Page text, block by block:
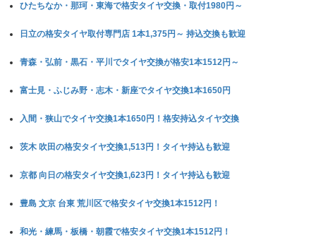
ひたちなか・那珂・東海で格安タイヤ交換・取付1980円～
日立の格安タイヤ取付専門店 1本1,375円～ 持込交換も歓迎
青森・弘前・黒石・平川でタイヤ交換が格安1本1512円～
富士見・ふじみ野・志木・新座でタイヤ交換1本1650円
入間・狭山でタイヤ交換1本1650円！格安持込タイヤ交換
茨木 吹田の格安タイヤ交換1,513円！タイヤ持込も歓迎
京都 向日の格安タイヤ交換1,623円！タイヤ持込も歓迎
豊島 文京 台東 荒川区で格安タイヤ交換1本1512円！
和光・練馬・板橋・朝霞で格安タイヤ交換1本1512円！